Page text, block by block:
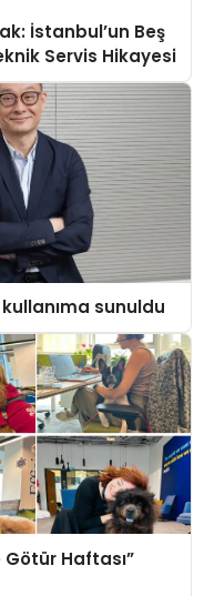
İstanbul’un Beş
Servis Hikayesi
sunuldu
Götür Haftası”